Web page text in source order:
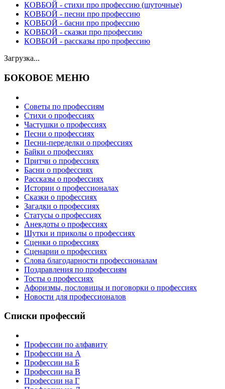
КОВБОЙ - стихи про профессию (шуточные)
КОВБОЙ - песни про профессию
КОВБОЙ - басни про профессию
КОВБОЙ - сказки про профессию
КОВБОЙ - рассказы про профессию
Загрузка...
БОКОВОЕ МЕНЮ
Советы по профессиям
Стихи о профессиях
Частушки о профессиях
Песни о профессиях
Песни-переделки о профессиях
Байки о профессиях
Притчи о профессиях
Басни о профессиях
Рассказы о профессиях
Истории о профессионалах
Сказки о профессиях
Загадки о профессиях
Статусы о профессиях
Анекдоты о профессиях
Шутки и приколы о профессиях
Сценки о профессиях
Сценарии о профессиях
Слова благодарности профессионалам
Поздравления по профессиям
Тосты о профессиях
Афоризмы, пословицы и поговорки о профессиях
Новости для профессионалов
Списки профессий
Профессии по алфавиту
Профессии на А
Профессии на Б
Профессии на В
Профессии на Г